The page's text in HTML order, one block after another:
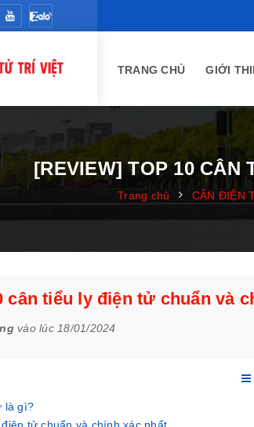
TRANG CHỦ GIỚI
[REVIEW] TOP 10 CÂN
Trang chủ CÂN ĐIỆN
cân tiểu ly điện tử chuẩn và
vào lúc 18/01/2024
là gì?